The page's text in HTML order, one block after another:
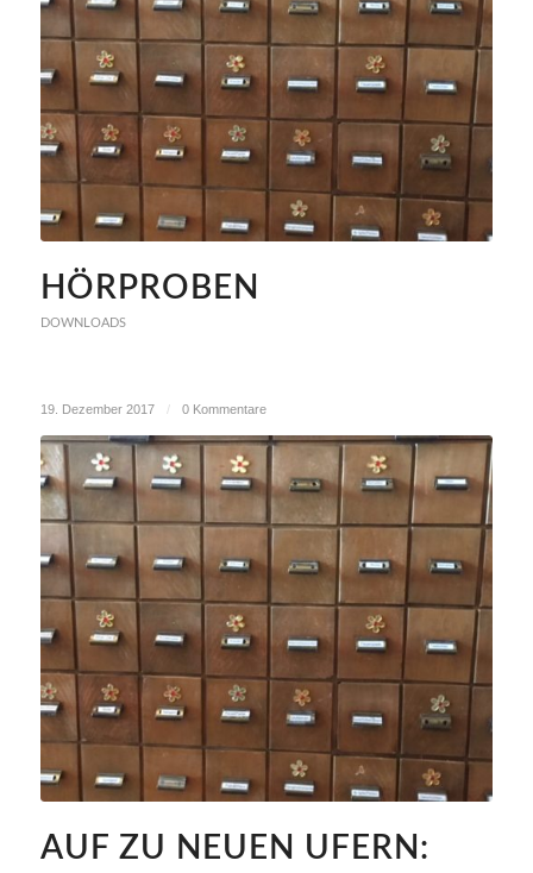
HÖRPROBEN
DOWNLOADS
19. Dezember 2017 / 0 Kommentare
AUF ZU NEUEN UFERN: